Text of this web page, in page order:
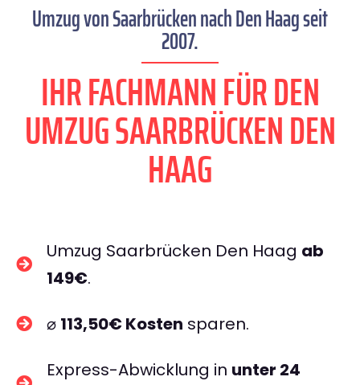
Umzug von Saarbrücken nach Den Haag seit
2007.
IHR FACHMANN FÜR DEN
UMZUG SAARBRÜCKEN DEN
HAAG
Umzug Saarbrücken Den Haag ab
149€.
⌀ 113,50€ Kosten sparen.
Express-Abwicklung in unter 24